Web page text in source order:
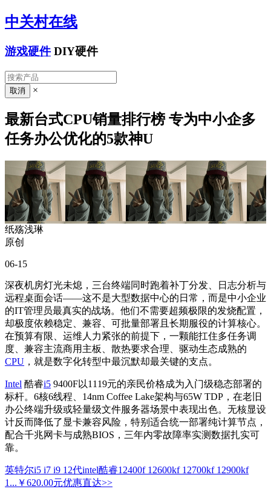
中关村在线
游戏硬件 DIY硬件
×
最新台式CPU销量排行榜 专为中小企多
任务办公优化的5款神U
纸殇浅琳
原创
06-15
深夜机房灯光未熄，三台终端同时跑着补丁分发、日志分析与
远程桌面会话——这不是大型数据中心的日常，而是中小企业
的IT管理员最真实的战场。他们不需要超频极限的发烧配置，
却极度依赖稳定、兼容、可批量部署且长期服役的计算核心。
在预算有限、运维人力紧张的前提下，一颗能扛住多任务调
度、兼容主流商用主板、散热要求合理、驱动生态成熟的
CPU ，就是数字化转型中最沉默却最关键的支点。
Intel 酷睿i5 9400F以1119元的亲民价格成为入门级稳态部署的
标杆。6核6线程、14nm Coffee Lake架构与65W TDP，在老旧
办公终端升级或轻量级文件服务器场景中表现出色。无核显设
计反而降低了显卡兼容风险，特别适合统一部署纯计算节点，
配合千兆网卡与成熟BIOS，三年内零故障率实测数据扎实可
靠。
英特尔i5 i7 i9 12代intel酷睿12400f 12600kf 12700kf 12900kf
1... ￥620.00元优惠直达>>